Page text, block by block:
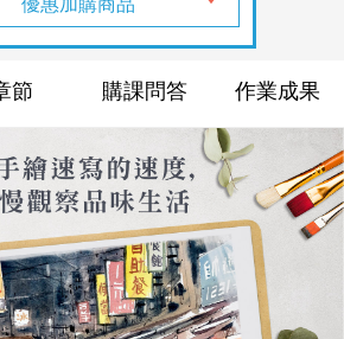
優惠加購商品
節 購課問答 作業成果